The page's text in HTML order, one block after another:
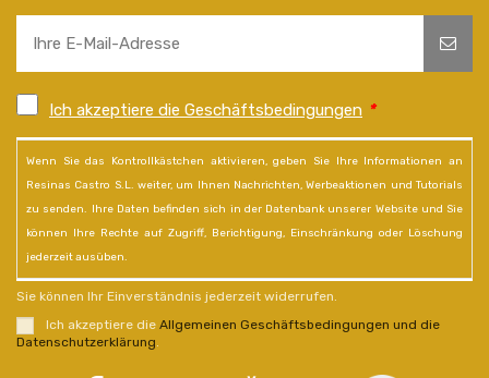
Ich akzeptiere die Geschäftsbedingungen *
Wenn Sie das Kontrollkästchen aktivieren, geben Sie Ihre Informationen an
Resinas Castro S.L. weiter, um Ihnen Nachrichten, Werbeaktionen und Tutorials
zu senden. Ihre Daten befinden sich in der Datenbank unserer Website und Sie
können Ihre Rechte auf Zugriff, Berichtigung, Einschränkung oder Löschung
jederzeit ausüben.
Sie können Ihr Einverständnis jederzeit widerrufen.
Ich akzeptiere die Allgemeinen Geschäftsbedingungen und die
Datenschutzerklärung.